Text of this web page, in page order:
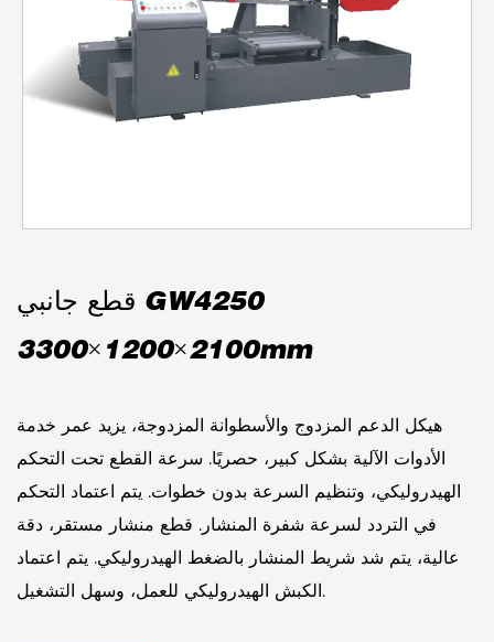
قطع جانبي GW4250
3300×1200×2100mm
هيكل الدعم المزدوج والأسطوانة المزدوجة، يزيد عمر خدمة
الأدوات الآلية بشكل كبير، حصريًا. سرعة القطع تحت التحكم
الهيدروليكي، وتنظيم السرعة بدون خطوات. يتم اعتماد التحكم
في التردد لسرعة شفرة المنشار. قطع منشار مستقر، دقة
عالية، يتم شد شريط المنشار بالضغط الهيدروليكي. يتم اعتماد
الكبش الهيدروليكي للعمل، وسهل التشغيل.